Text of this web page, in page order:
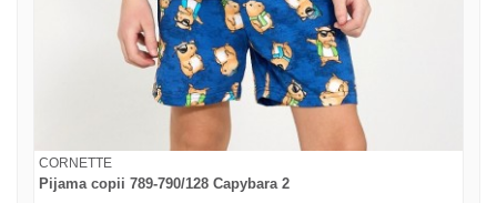
CORNETTE
Pijama copii 789-790/128 Capybara 2